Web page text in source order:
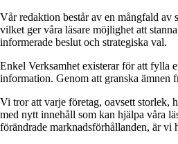
Vår redaktion består av en mångfald av
vilket ger våra läsare möjlighet att
informerade beslut och strategiska val.
Enkel Verksamhet existerar för att fylla
information. Genom att granska ämnen
Vi tror att varje företag, oavsett storlek,
med nytt innehåll som kan hjälpa våra
förändrade marknadsförhållanden, är vi